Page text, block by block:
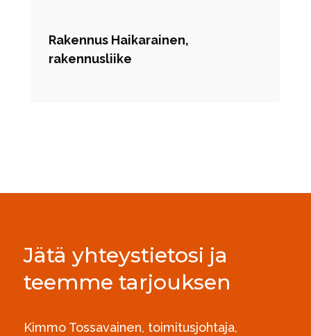
Rakennus Haikarainen,
rakennusliike
Jätä yhteystietosi ja
teemme tarjouksen
Kimmo Tossavainen, toimitusjohtaja,